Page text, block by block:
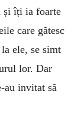
și îți ia foarte
care gătesc
ele, se simt
lor. Dar
au invitat să